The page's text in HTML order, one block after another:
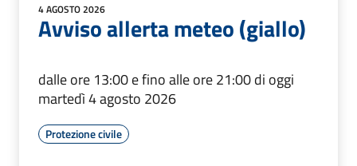
4 AGOSTO 2026
Avviso allerta meteo (giallo)
dalle ore 13:00 e fino alle ore 21:00 di oggi
martedì 4 agosto 2026
Protezione civile